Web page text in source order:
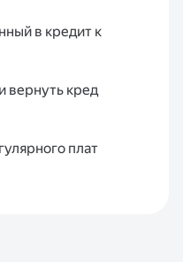
в кредит к
вернуть кред
плат